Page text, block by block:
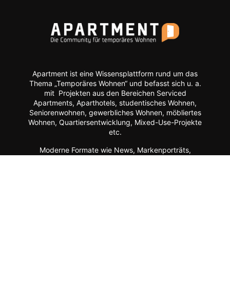
Apartment ist eine Wissensplattform rund um das
Thema „Temporäres Wohnen“ und befasst sich u. a.
mit Projekten aus den Bereichen Serviced
Apartments, Aparthotels, studentisches Wohnen,
Seniorenwohnen, gewerbliches Wohnen, möbliertes
Wohnen, Quartiersentwicklung, Mixed-Use-Projekte
etc.
Moderne Formate wie News, Markenporträts,